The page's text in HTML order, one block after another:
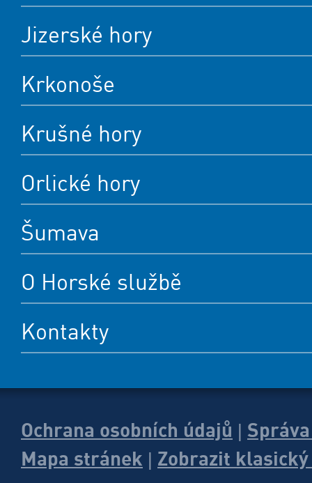
Jizerské hory
Krkonoše
Krušné hory
Orlické hory
Šumava
O Horské službě
Kontakty
Ochrana osobních údajů
Mapa stránek
Zobrazit